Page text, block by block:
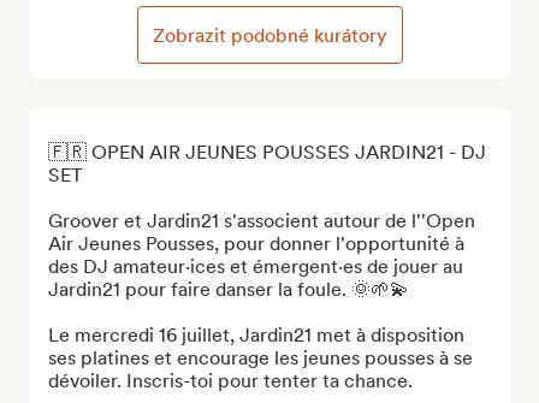
🇫🇷 OPEN AIR JEUNES POUSSES JARDIN21 - DJ
SET
Groover et Jardin21 s'associent autour de l''Open
Air Jeunes Pousses, pour donner l'opportunité à
des DJ amateur·ices et émergent·es de jouer au
Jardin21 pour faire danser la foule. 🌞🌱💫
Le mercredi 16 juillet, Jardin21 met à disposition
ses platines et encourage les jeunes pousses à se
dévoiler. Inscris-toi pour tenter ta chance.
Zobrazit podobné kurátory